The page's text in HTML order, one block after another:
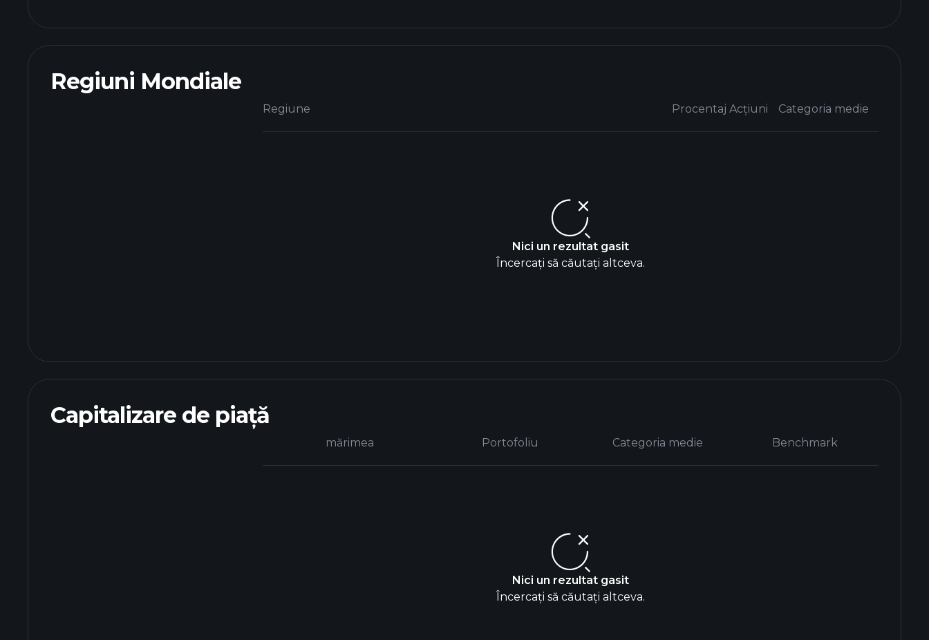
Regiuni Mondiale
Regiune Procentaj Acțiuni Categoria medie
Nici un rezultat gasit
Încercați să căutați altceva.
Capitalizare de piață
mărimea Portofoliu Categoria medie Benchmark
Nici un rezultat gasit
Încercați să căutați altceva.